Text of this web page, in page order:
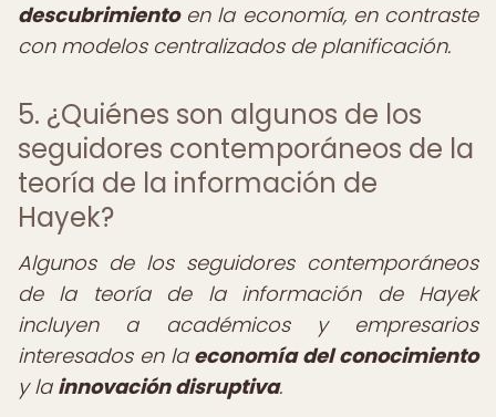
descubrimientoen la economía, en contraste
con modelos centralizados de planificación.
5. ¿Quiénes son algunos de los
seguidores contemporáneos de la
teoría de la información de
Hayek?
Algunos de los seguidores contemporáneos
de la teoría de la información de Hayek
incluyen a académicos y empresarios
interesados en la economía del conocimiento
y la innovación disruptiva.